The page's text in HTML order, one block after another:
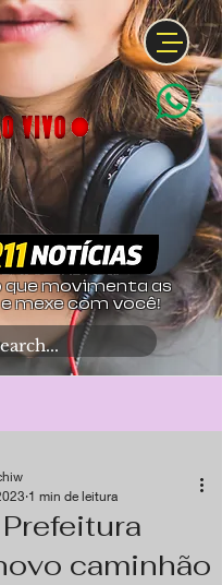
que movimenta as
mexe com você!
caminhão
1 min de leitura